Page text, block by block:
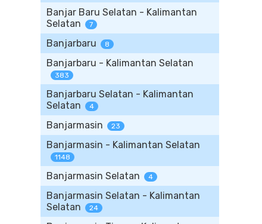
Banjar Baru Selatan - Kalimantan
Selatan
7
Banjarbaru 8
Banjarbaru - Kalimantan Selatan
383
Banjarbaru Selatan - Kalimantan
Selatan
4
Banjarmasin 23
Banjarmasin - Kalimantan Selatan
1148
Banjarmasin Selatan 4
Banjarmasin Selatan - Kalimantan
Selatan
24